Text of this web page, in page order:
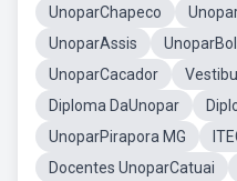
UnoparChapeco
UnoparAssis
UnoparCacador
Diploma DaUnopar
UnoparPirapora MG
Docentes UnoparCatuai